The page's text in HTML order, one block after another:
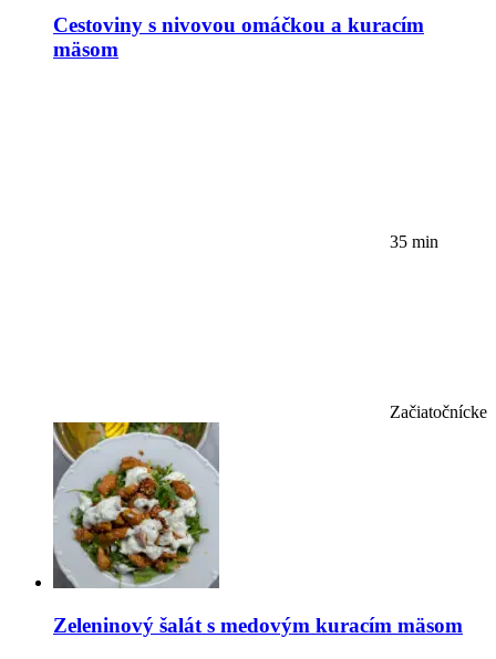
Cestoviny s nivovou omáčkou a kuracím
mäsom
35 min
Začiatočnícke
Zeleninový šalát s medovým kuracím mäsom